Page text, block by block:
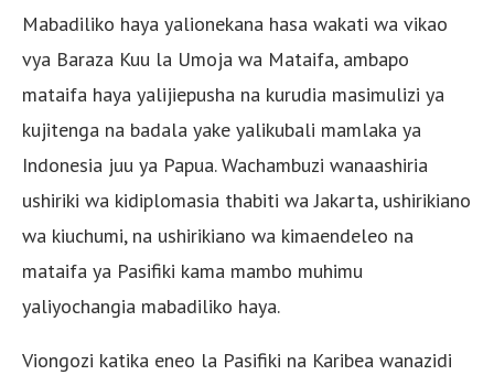
Mabadiliko haya yalionekana hasa wakati wa vikao
vya Baraza Kuu la Umoja wa Mataifa, ambapo
mataifa haya yalijiepusha na kurudia masimulizi ya
kujitenga na badala yake yalikubali mamlaka ya
Indonesia juu ya Papua. Wachambuzi wanaashiria
ushiriki wa kidiplomasia thabiti wa Jakarta, ushirikiano
wa kiuchumi, na ushirikiano wa kimaendeleo na
mataifa ya Pasifiki kama mambo muhimu
yaliyochangia mabadiliko haya.
Viongozi katika eneo la Pasifiki na Karibea wanazidi